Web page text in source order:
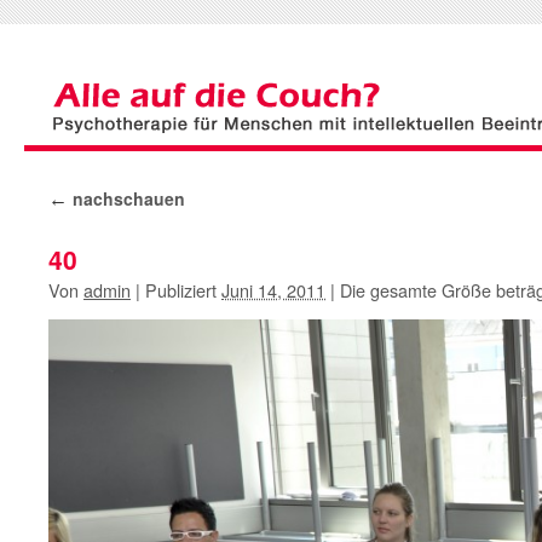
← nachschauen
40
Von admin | PubliziertJuni 14, 2011 | Die gesamte Größe